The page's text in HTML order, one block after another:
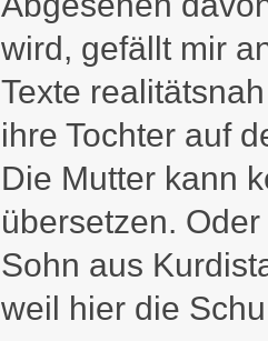
wird, gefällt mir
Texte
ihre Tochter auf
Die Mutter kann
übersetzen.
Sohn aus
weil hier die